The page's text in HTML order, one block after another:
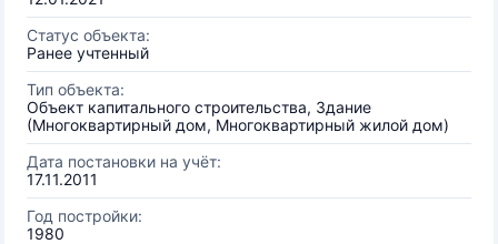
Статус объекта:
Ранее учтенный
Тип объекта:
Объект капитального строительства, Здание
(Многоквартирный дом, Многоквартирный жилой дом)
Дата постановки на учёт:
17.11.2011
Год постройки:
1980